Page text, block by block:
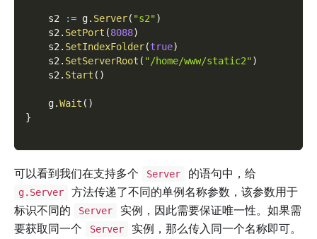
    s2
:= g. Server( "s2")
    s2
. SetPort (8088)
    s2
. SetIndexFolder(true)
    s2
. SetServerRoot ( "/home/www/static2")
    s2
. Start ( )
    g
.Wait ( )
}
可以看到我们在支持多个 Server 的语句中，给
g.Server
方法传递了不同的单例名称参数，该参数用于
标识不同的
Server
实例，因此需要保证唯一性。如果需
要获取同一个
Server
实例，那么传入同一个名称即可。